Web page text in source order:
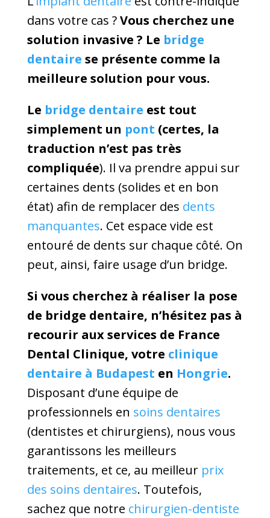
dans votre cas ?Vous cherchez une
solution invasive ? Le bridge
dentaire se présente comme la
meilleure solution pour vous.
Le bridge dentaire est tout
simplement un pont (certes, la
traduction n’est pas très
compliquée). Il va prendre appui sur
certaines dents (solides et en bon
état) afin de remplacer des dents
manquantes. Cet espace vide est
entouré de dents sur chaque côté. On
peut, ainsi, faire usage d’un bridge.
Si vous cherchez à réaliser la pose
de bridge dentaire, n’hésitez pas à
recourir aux services de France
Dental Clinique, votre clinique
dentaire à Budapest en Hongrie.
Disposant d’une équipe de
professionnels en soins dentaires
(dentistes et chirurgiens), nous vous
garantissons les meilleurs
traitements, et ce, au meilleur prix
des soins dentaires. Toutefois,
sachez que notre chirurgien-dentiste